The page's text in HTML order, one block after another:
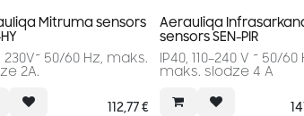
Mitruma sensors
230V~ 50/60 Hz, maks.
2A.
112,77€
Aerauliqa
sensors SEN-PIR
IP40, 110–240 V ~ 50/60
maks. slodze 4 A